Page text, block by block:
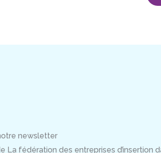
newsletter
La fédération des entreprises d’insertion